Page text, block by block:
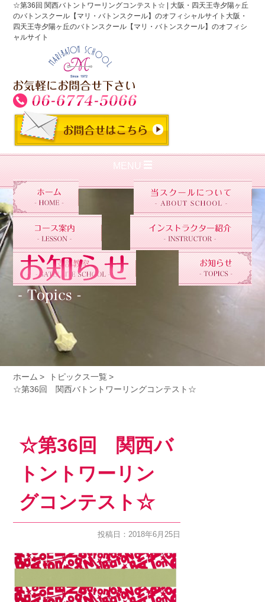
☆第36回 関西バトントワーリングコンテスト☆ | 大阪・四天王寺夕陽ヶ丘
のバトンスクール【マリ・バトンスクール】のオフィシャルサイト大阪・
四天王寺夕陽ヶ丘のバトンスクール【マリ・バトンスクール】のオフィシ
ャルサイト
MENU
ホーム
トピックス一覧
☆第36回 関西バトントワーリングコンテスト☆
☆第36回 関西バ
トントワーリン
グコンテスト☆
投稿日：2018年6月25日